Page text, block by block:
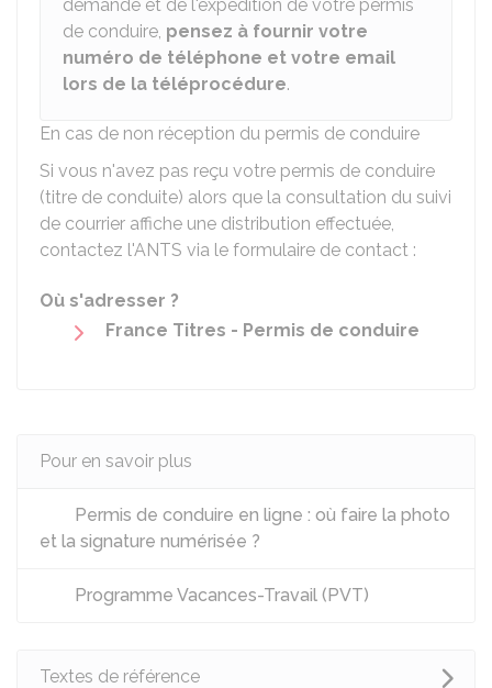
demande et de l'expédition de votre permis
de conduire, pensez à fournir votre
numéro de téléphone et votre email
lors de la téléprocédure.
En cas de non réception du permis de conduire
Si vous n'avez pas reçu votre permis de conduire
(titre de conduite) alors que la consultation du suivi
de courrier affiche une distribution effectuée,
contactez l'ANTS via le formulaire de contact :
Où s'adresser ?
France Titres - Permis de conduire
Pour en savoir plus
Permis de conduire en ligne : où faire la photo
et la signature numérisée ?
Programme Vacances-Travail (PVT)
Textes de référence